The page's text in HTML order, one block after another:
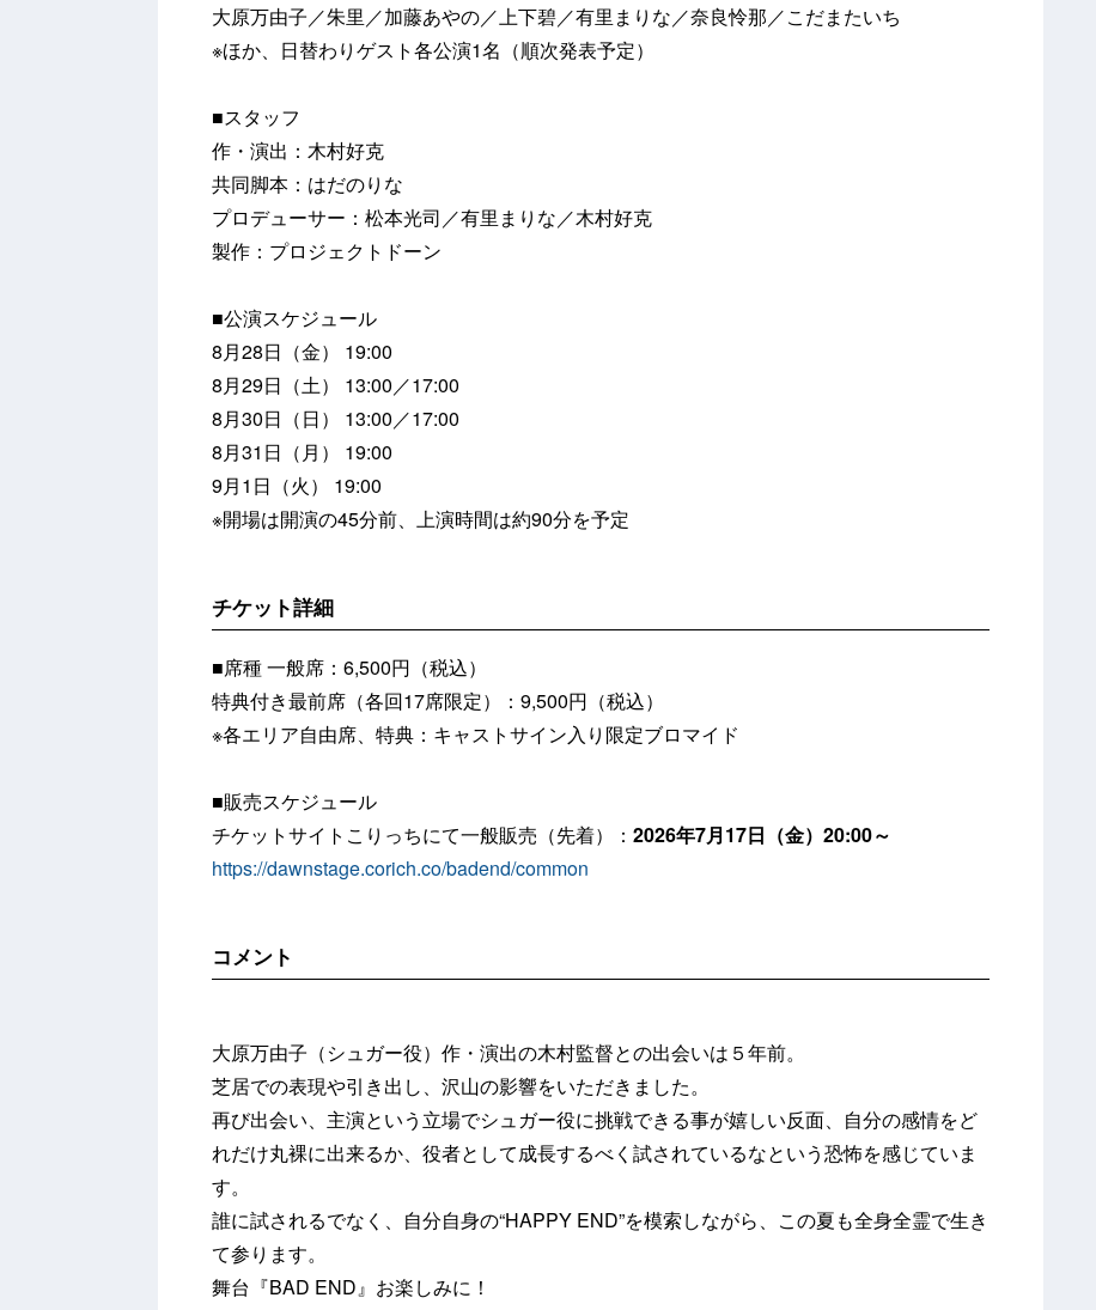
大原万由子／朱里／加藤あやの／上下碧／有里まりな／奈良怜那／こだまたいち
※ほか、日替わりゲスト各公演1名（順次発表予定）
■スタッフ
作・演出：木村好克
共同脚本：はだのりな
プロデューサー：松本光司／有里まりな／木村好克
製作：プロジェクトドーン
■公演スケジュール
8月28日（金） 19:00
8月29日（土） 13:00／17:00
8月30日（日） 13:00／17:00
8月31日（月） 19:00
9月1日（火） 19:00
※開場は開演の45分前、上演時間は約90分を予定
チケット詳細
■席種一般席：6,500円（税込）
特典付き最前席（各回17席限定）：9,500円（税込）
※各エリア自由席、特典：キャストサイン入り限定ブロマイド
■販売スケジュール
チケットサイトこりっちにて一般販売（先着）： 2026年7月17日（金）20:00～
https://dawnstage.corich.co/badend/common
コメント
大原万由子（シュガー役）作・演出の木村監督との出会いは５年前。
芝居での表現や引き出し、沢山の影響をいただきました。
再び出会い、主演という立場でシュガー役に挑戦できる事が嬉しい反面、自分の感情をど
れだけ丸裸に出来るか、役者として成長するべく試されているなという恐怖を感じていま
す。
誰に試されるでなく、自分自身の“HAPPY END”を模索しながら、この夏も全身全霊で生き
て参ります。
舞台『BAD END』お楽しみに！